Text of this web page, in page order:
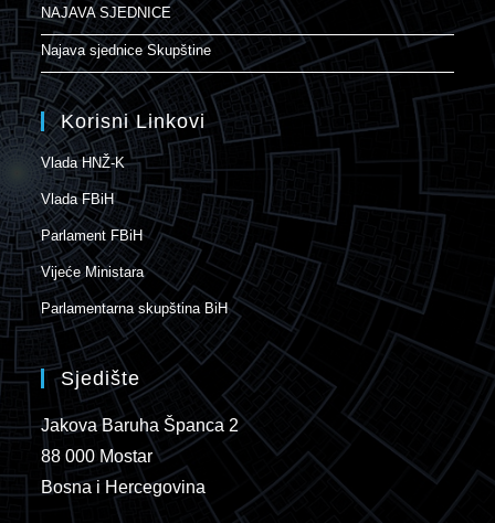
NAJAVA SJEDNICE
Najava sjednice Skupštine
Korisni Linkovi
Vlada HNŽ-K
Vlada FBiH
Parlament FBiH
Vijeće Ministara
Parlamentarna skupština BiH
Sjedište
Jakova Baruha Španca 2
88 000 Mostar
Bosna i Hercegovina